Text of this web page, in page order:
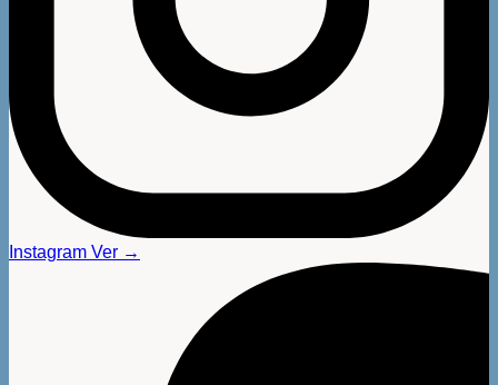
Instagram Ver →